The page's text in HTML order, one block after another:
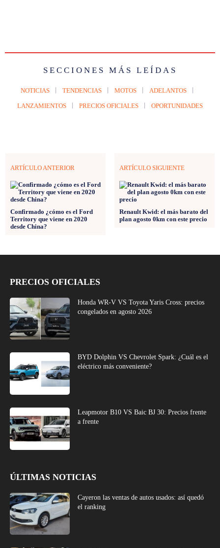
SECCIONES MÁS LEÍDAS
NOTICIAS TENDENCIAS MOTOS ADELANTOS
LANZAMIENTOS PRECIOS OFICIALES OPORTUNIDADES
ARTÍCULO ANTERIOR
Confirmado ¿cómo es el Ford
Territory que viene en 2020
desde China?
ARTÍCULO SIGUIENTE
Renault Kwid: el más barato del
plan agosto 0km con este precio
PRECIOS OFICIALES
Honda WR-V VS Toyota Yaris Cross: precios
congelados en agosto 2026
BYD Dolphin VS Chevrolet Spark: ¿Cuál es el
eléctrico más conveniente?
Leapmotor B10 VS Baic BJ 30: Precios frente
a frente
ÚLTIMAS NOTICIAS
Cayeron las ventas de autos usados: así quedó
el ranking